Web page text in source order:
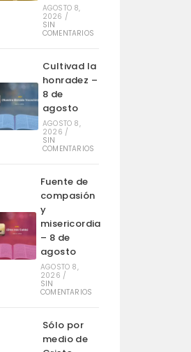
AGOSTO 8,
2026 /
SIN
COMENTARIOS
Cultivad la
honradez –
8 de
agosto
AGOSTO 8,
2026 /
SIN
COMENTARIOS
Fuente de
compasión
y
misericordia
– 8 de
agosto
AGOSTO 8,
2026 /
SIN
COMENTARIOS
Sólo por
medio de